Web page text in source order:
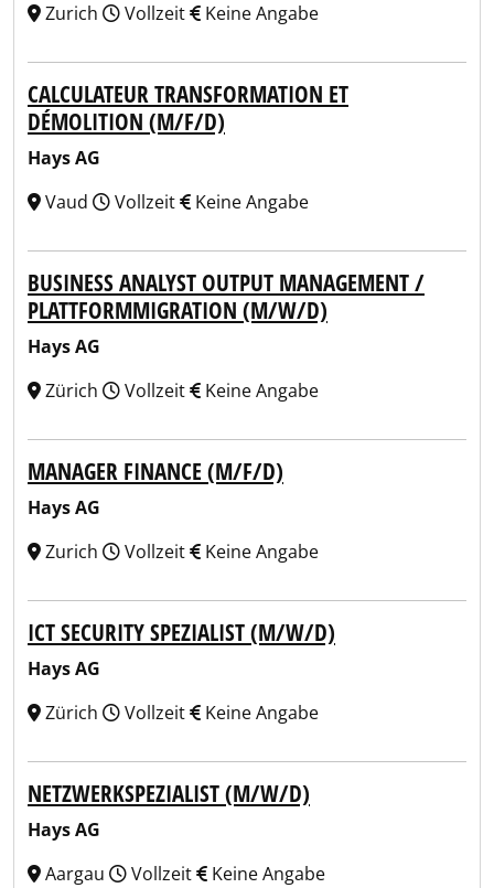
Zurich
Vollzeit Keine Angabe
CALCULATEUR TRANSFORMATION ET
DÉMOLITION (M/F/D)
Hays AG
Vaud
Vollzeit Keine Angabe
BUSINESS ANALYST OUTPUT MANAGEMENT /
PLATTFORMMIGRATION (M/W/D)
Hays AG
Zürich
Vollzeit Keine Angabe
MANAGER FINANCE (M/F/D)
Hays AG
Zurich
Vollzeit Keine Angabe
ICT SECURITY SPEZIALIST (M/W/D)
Hays AG
Zürich
Vollzeit Keine Angabe
NETZWERKSPEZIALIST (M/W/D)
Hays AG
Aargau
Vollzeit Keine Angabe